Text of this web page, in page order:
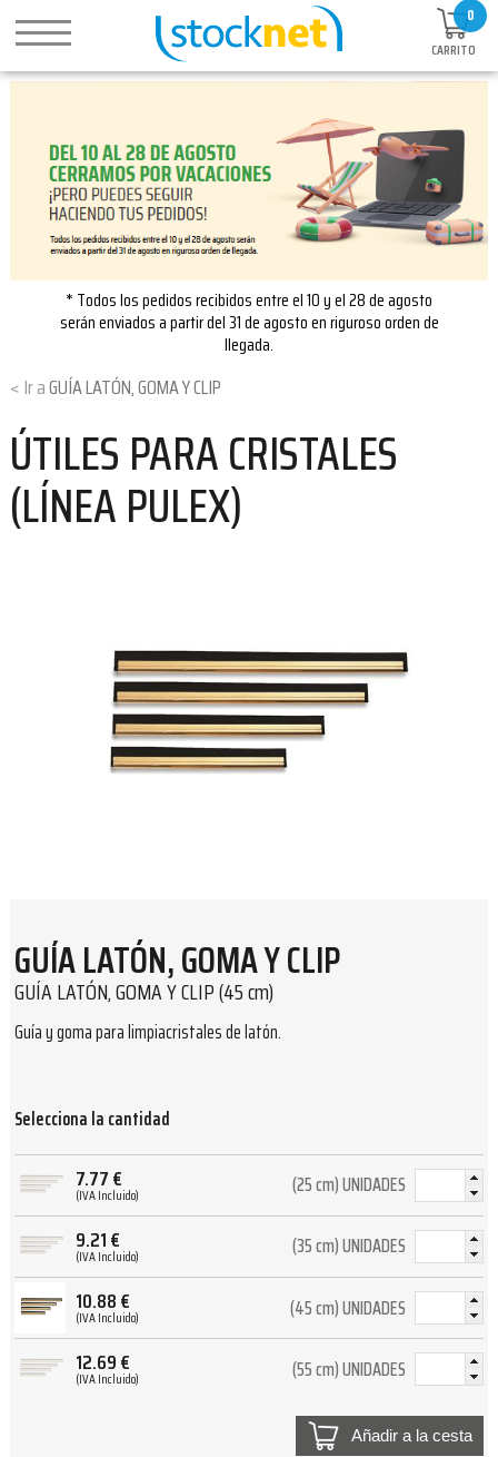
0
CARRITO
* Todos los pedidos recibidos entre el 10 y el 28 de agosto
serán enviados a partir del 31 de agosto en riguroso orden de
llegada.
GUÍA LATÓN, GOMA Y CLIP
ÚTILES PARA CRISTALES
(LÍNEA PULEX)
GUÍA LATÓN, GOMA Y CLIP
GUÍA LATÓN, GOMA Y CLIP (45 cm)
Guía y goma para limpiacristales de latón.
Selecciona la cantidad
7.77€
(IVA Incluido) (25 cm) UNIDADES
9.21€
(IVA Incluido) (35 cm) UNIDADES
10.88€
(IVA Incluido) (45 cm) UNIDADES
12.69€
(IVA Incluido) (55 cm) UNIDADES
Añadir a la cesta